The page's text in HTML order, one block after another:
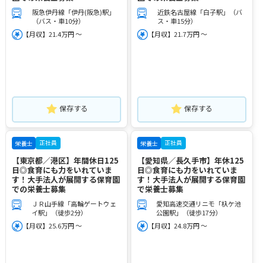
阪急伊丹線「伊丹(阪急)駅」
（バス・車10分）
【月収】21.4万円 ～
保存する
近鉄名古屋線「白子駅」（バ
ス・車15分）
【月収】21.7万円 ～
保存する
栄養士 正社員
【東京都／港区】年間休日125
日◎食育にも力をいれていま
す！大手法人が展開する保育園
での栄養士募集
ＪＲ山手線「高輪ゲートウェ
イ駅」（徒歩2分）
【月収】25.6万円 ～
栄養士 正社員
【愛知県／長久手市】年休125
日◎食育にも力をいれていま
す！大手法人が展開する保育園
で栄養士募集
愛知高速交通リニモ「杁ケ池
公園駅」（徒歩17分）
【月収】24.8万円 ～